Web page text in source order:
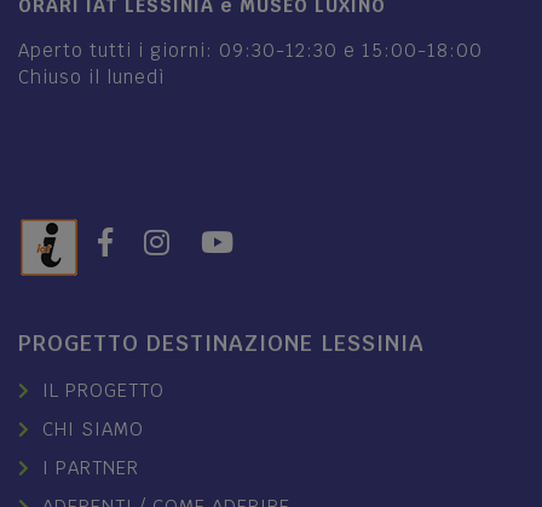
ORARI IAT LESSINIA e MUSEO LUXINO
Aperto tutti i giorni: 09:30-12:30 e 15:00-18:00
Chiuso il lunedì
PROGETTO DESTINAZIONE LESSINIA
IL PROGETTO
CHI SIAMO
I PARTNER